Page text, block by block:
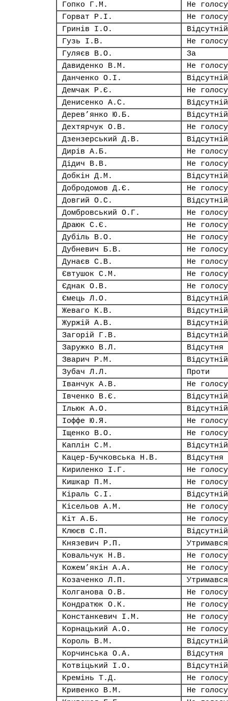
Гопко Г.М.
Не
Горват Р.І.
Не
Гринів І.О.
Відсутній
Гузь І.В.
Не
Гуляєв В.О.
За
Давиденко В.М.
Не
Данченко О.І.
Відсутній
Демчак Р.Є.
Не
Денисенко А.С.
Відсутній
Дерев’янко Ю.Б.
Відсутній
Дехтярчук О.В.
Не
Дзензерський Д.В.
Відсутній
Дирів А.Б.
Не
Дідич В.В.
Не
Добкін Д.М.
Відсутній
Добродомов Д.Є.
Не
Довгий О.С.
Відсутній
Домбровський О.Г.
Не
Драюк С.Є.
Не
Дубіль В.О.
Не
Дубневич Б.В.
Не
Дунаєв С.В.
Не
Євтушок С.М.
Не
Єднак О.В.
Не
Ємець Л.О.
Відсутній
Жеваго К.В.
Відсутній
Журжій А.В.
Відсутній
Загорій Г.В.
Відсутній
Заружко В.Л.
Відсутня
Зварич Р.М.
Відсутній
Зубач Л.Л.
Проти
Іванчук А.В.
Не
Івченко В.Є.
Відсутній
Ільюк А.О.
Відсутній
Іоффе Ю.Я.
Не
Іщенко В.О.
Не
Каплін С.М.
Відсутній
Кацер-Бучковська Н.В.
Відсутня
Кириленко І.Г.
Не
Кишкар П.М.
Не
Кіраль С.І.
Відсутній
Кісельов А.М.
Не
Кіт А.Б.
Не
Клюєв С.П.
Відсутній
Князевич Р.П.
Утримався
Ковальчук Н.В.
Не
Кожем’якін А.А.
Не
Козаченко Л.П.
Утримався
Колганова О.В.
Не
Кондратюк О.К.
Не
Констанкевич І.М.
Не
Корнацький А.О.
Не
Король В.М.
Відсутній
Корчинська О.А.
Відсутня
Котвіцький І.О.
Відсутній
Кремінь Т.Д.
Не
Кривенко В.М.
Не